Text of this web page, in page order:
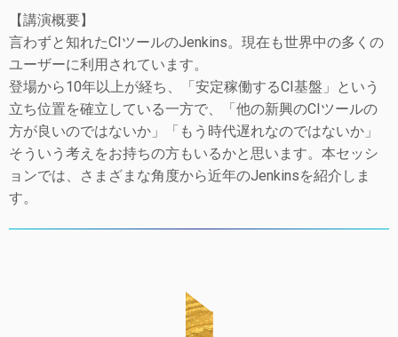
【講演概要】
言わずと知れたCIツールのJenkins。現在も世界中の多くの
ユーザーに利用されています。
登場から10年以上が経ち、「安定稼働するCI基盤」という
立ち位置を確立している一方で、「他の新興のCIツールの
方が良いのではないか」「もう時代遅れなのではないか」
そういう考えをお持ちの方もいるかと思います。本セッシ
ョンでは、さまざまな角度から近年のJenkinsを紹介しま
す。